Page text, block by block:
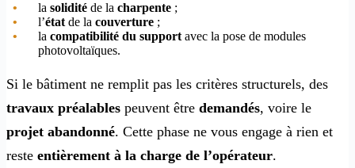
la solidité de la charpente ;
l’état de la couverture ;
la compatibilité du support avec la pose de modules
photovoltaïques.
Si le bâtiment ne remplit pas les critères structurels, des
travaux préalables peuvent être demandés, voire le
projet abandonné. Cette phase ne vous engage à rien et
reste entièrement à la charge de l’opérateur.